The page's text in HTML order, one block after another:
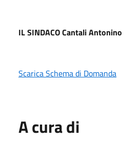
IL SINDACO Cantali Antonino
Scarica Schema di Domanda
A cura di